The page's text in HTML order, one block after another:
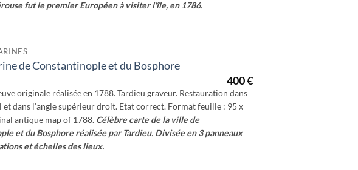
fut le premier Européen à visiter l'île, en 1786.
de Constantinople et du Bosphore
400€
originale réalisée en 1788. Tardieu graveur. Restauration dans
et dans l’angle supérieur droit. Etat correct. Format feuille : 95 x
antique map of 1788. Célèbre carte de la ville de
et du Bosphore réalisée par Tardieu. Divisée en 3 panneaux
et échelles des lieux.